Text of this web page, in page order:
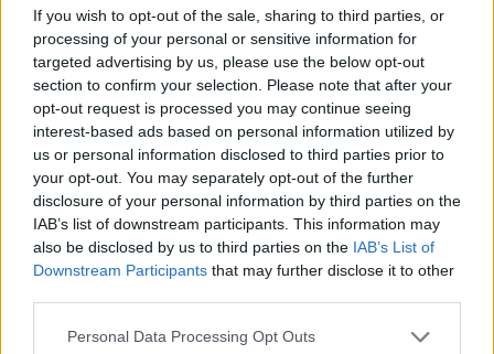
If you wish to opt-out of the sale, sharing to third parties, or
processing of your personal or sensitive information for
targeted advertising by us, please use the below opt-out
section to confirm your selection. Please note that after your
opt-out request is processed you may continue seeing
interest-based ads based on personal information utilized by
us or personal information disclosed to third parties prior to
your opt-out. You may separately opt-out of the further
disclosure of your personal information by third parties on the
IAB’s list of downstream participants. This information may
also be disclosed by us to third parties on the IAB’s List of
Downstream Participants that may further disclose it to other
Personal Data Processing Opt Outs
Classic Mantra
Riepilogo stagione
Titolare 28 - 100%
Squalificato 0 - 0